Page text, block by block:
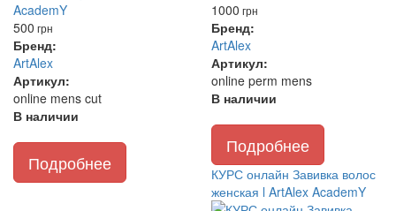
500 грн
Бренд:
ArtAlex
Артикул:
online mens cut
В наличии
Подробнее
1000 грн
Бренд:
ArtAlex
Артикул:
online perm mens
В наличии
Подробнее
КУРС онлайн Завивка волос
женская l ArtAlex AcademY